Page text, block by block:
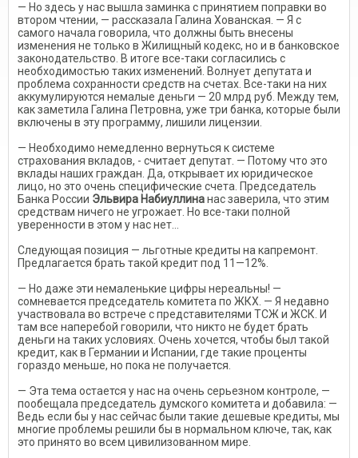
— Но здесь у нас вышла заминка с принятием поправки во
втором чтении, — рассказала Галина Хованская. — Я с
самого начала говорила, что должны быть внесены
изменения не только в Жилищный кодекс, но и в банковское
законодательство. В итоге все-таки согласились с
необходимостью таких изменений. Волнует депутата и
проблема сохранности средств на счетах. Все-таки на них
аккумулируются немалые деньги — 20 млрд руб. Между тем,
как заметила Галина Петровна, уже три банка, которые были
включены в эту программу, лишили лицензии.
— Необходимо немедленно вернуться к системе
страхования вкладов, - считает депутат. — Потому что это
вклады наших граждан. Да, открывает их юридическое
лицо, но это очень специфические счета. Председатель
Банка России Эльвира Набиуллинанас заверила, что этим
средствам ничего не угрожает. Но все-таки полной
уверенности в этом у нас нет...
Следующая позиция — льготные кредиты на капремонт.
Предлагается брать такой кредит под 11—12%.
— Но даже эти немаленькие цифры нереальны! —
сомневается председатель комитета по ЖКХ. — Я недавно
участвовала во встрече с представителями ТСЖ и ЖСК. И
там все наперебой говорили, что никто не будет брать
деньги на таких условиях. Очень хочется, чтобы был такой
кредит, как в Германии и Испании, где такие проценты
гораздо меньше, но пока не получается.
— Эта тема остается у нас на очень серьезном контроле, —
пообещала председатель думского комитета и добавила: —
Ведь если бы у нас сейчас были такие дешевые кредиты, мы
многие проблемы решили бы в нормальном ключе, так, как
это принято во всем цивилизованном мире.